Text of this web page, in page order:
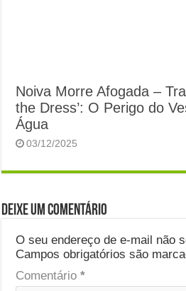
Noiva Morre Afogada –
the Dress’: O Perigo do
Água
03/12/2025
Deixe um comentário
O seu endereço de e-mail não
Campos obrigatórios são
Comentário*